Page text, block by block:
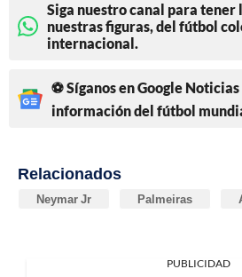
Siga nuestro canal para tener
nuestras figuras, del fútbol
internacional.
⚽ Síganos en Google
información del fútbol
Relacionados
Neymar Jr Palmeiras
PUBLICIDAD